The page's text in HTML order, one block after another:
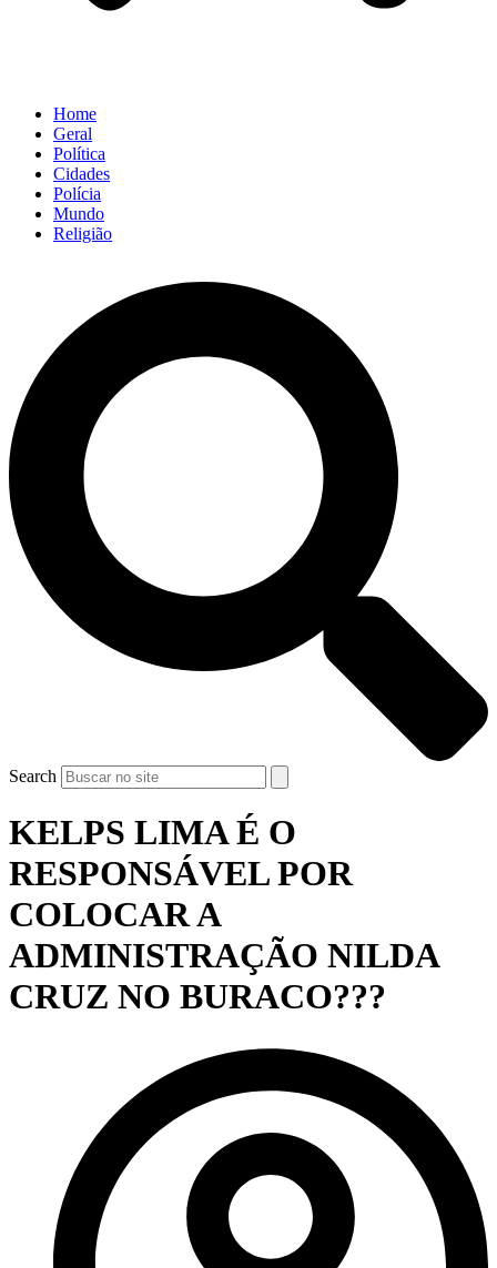
Home
Geral
Política
Cidades
Polícia
Mundo
Religião
Search
KELPS LIMA É O
RESPONSÁVEL POR
COLOCAR A
ADMINISTRAÇÃO NILDA
CRUZ NO BURACO???